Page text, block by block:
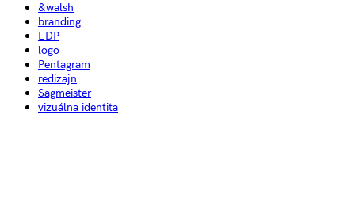
&walsh
branding
EDP
logo
Pentagram
redizajn
Sagmeister
vizuálna identita